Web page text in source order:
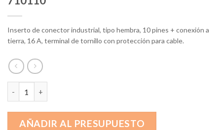
Inserto de conector industrial, tipo hembra, 10 pines + conexión a
tierra, 16 A, terminal de tornillo con protección para cable.
AÑADIR AL PRESUPUESTO